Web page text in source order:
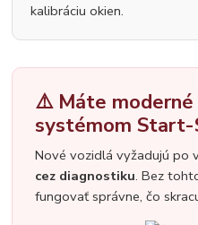
kalibráciu okien.
⚠️ Máte moderné
systémom Start-
Nové vozidlá vyžadujú po
cez diagnostiku. Bez
fungovať správne, čo